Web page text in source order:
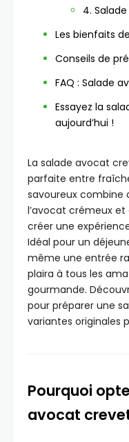
4.
Les bienfaits
Conseils de
FAQ : Salade
Essayez la
aujourd’hui !
La salade avocat
parfaite entre
savoureux combine
l’avocat crémeux
créer une
Idéal pour un
même une entrée
plaira à tous les
gourmande.
pour préparer une
variantes originales
Pourquoi
avocat